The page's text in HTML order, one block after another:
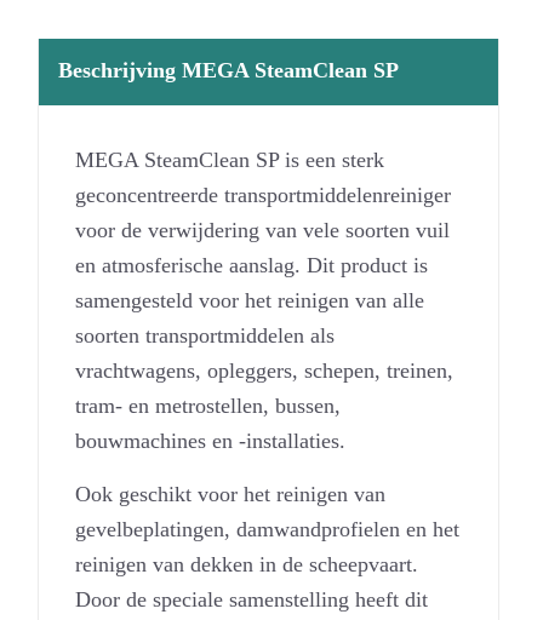
Beschrijving MEGA SteamClean SP
MEGA SteamClean SP is een sterk
geconcentreerde transportmiddelenreiniger
voor de verwijdering van vele soorten vuil
en atmosferische aanslag. Dit product is
samengesteld voor het reinigen van alle
soorten transportmiddelen als
vrachtwagens, opleggers, schepen, treinen,
tram- en metrostellen, bussen,
bouwmachines en -installaties.
Ook geschikt voor het reinigen van
gevelbeplatingen, damwandprofielen en het
reinigen van dekken in de scheepvaart.
Door de speciale samenstelling heeft dit